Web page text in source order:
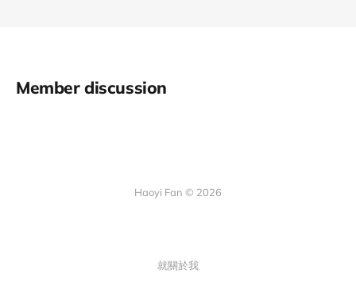
Member discussion
Haoyi Fan © 2026
就關於我